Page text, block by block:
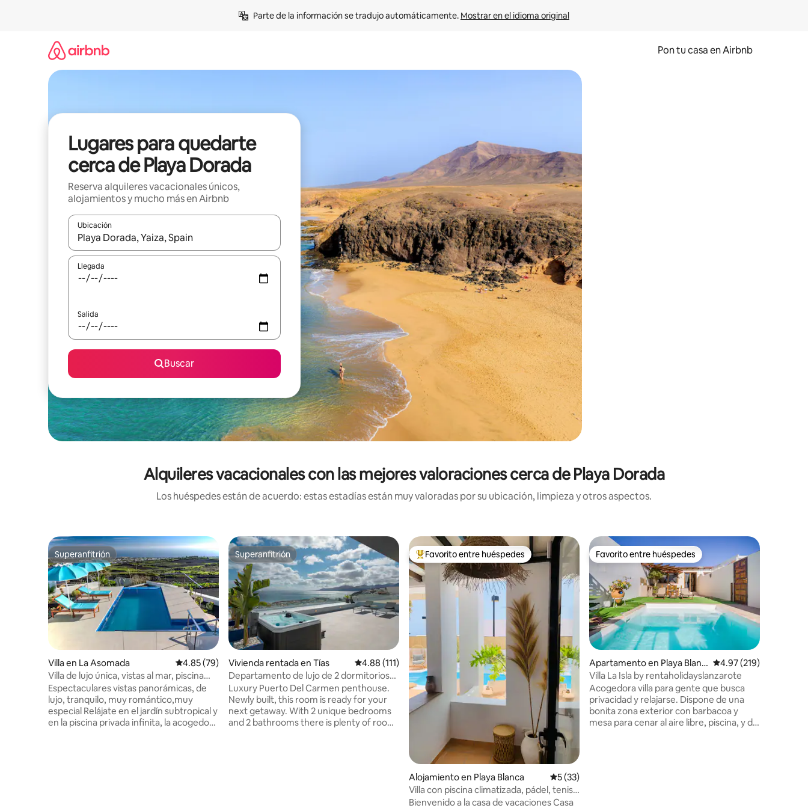
Parte de la información se tradujo automáticamente. Mostrar en el idioma original
Pon tu casa en Airbnb
Lugares para quedarte
cerca de Playa Dorada
Reserva alquileres vacacionales únicos,
alojamientos y mucho más en Airbnb
Ubicación
Cuando los resultados estén disponibles, navega con las teclas de flecha hacia arriba y hacia abajo o explora con el tacto o desliza el dedo.
Llegada
Salida
Buscar
Alquileres vacacionales con las mejores valoraciones cerca de Playa Dorada
Los huéspedes están de acuerdo: estas estadías están muy valoradas por su ubicación, limpieza y otros aspectos.
Superanfitrión
Superanfitrión
Villa en La Asomada Calificación promedio: 4.85 de 5, 79 reseñas
4.85 (79)
Villa de lujo única, vistas al mar, piscina
privada climatizada
Espectaculares vistas panorámicas, de
lujo, tranquilo, muy romántico,muy
especial Relájate en el jardín subtropical y
en la piscina privada infinita, la acogedora
Superanfitrión
Superanfitrión
Vivienda rentada en Tías Calificación promedio: 4.88 de 5, 111 reseñas
4.88 (111)
Departamento de lujo de 2 dormitorios
con vista al mar y jacuzzi, lujo...
Luxury Puerto Del Carmen penthouse.
Newly built, this room is ready for your
next getaway. With 2 unique bedrooms
and 2 bathrooms there is plenty of room
Favorito entre huéspedes preferido
Favorito entre huéspedes
Alojamiento en Playa Blanca Calificación promedio: 5 de 5, 33 reseñas
5 (33)
Villa con piscina climatizada, pádel, tenis y
vista al mar
Bienvenido a la casa de vacaciones Casa
Favorito entre huéspedes
Favorito entre huéspedes
Apartamento en Playa Blanc
a
Calificación promedio:
4.97 (219)
Villa La Isla by rentaholidayslanzarote
Acogedora villa para gente que busca
privacidad y relajarse. Dispone de una
bonita zona exterior con barbacoa y
mesa para cenar al aire libre, piscina, y de